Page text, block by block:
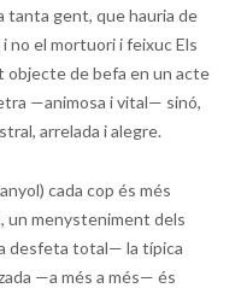
tanta gent, que hauria de
no el mortuori i feixuc Els
objecte de befa en un acte
—animosa i vital— sinó,
arrelada i alegre.
cada cop és més
un menysteniment dels
desfeta total— la típica
—a més a més— és